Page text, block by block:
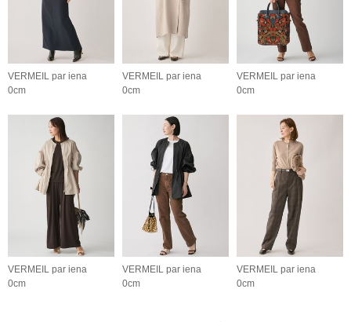
VERMEIL par iena
0cm
VERMEIL par iena
0cm
VERMEIL par iena
0cm
VERMEIL par iena
0cm
VERMEIL par iena
0cm
VERMEIL par iena
0cm